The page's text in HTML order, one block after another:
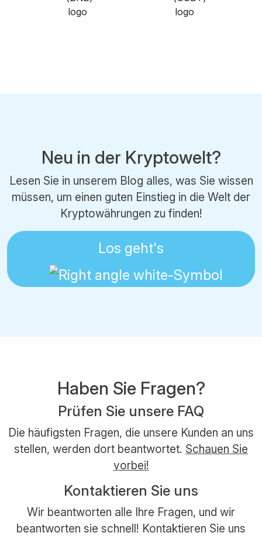
Neu in der Kryptowelt?
Lesen Sie in unserem Blog alles, was Sie wissen
müssen, um einen guten Einstieg in die Welt der
Kryptowährungen zu finden!
Los geht's
Haben Sie Fragen?
Prüfen Sie unsere FAQ
Die häufigsten Fragen, die unsere Kunden an uns
stellen, werden dort beantwortet. Schauen Sie
vorbei!
Kontaktieren Sie uns
Wir beantworten alle Ihre Fragen, und wir
beantworten sie schnell! Kontaktieren Sie uns